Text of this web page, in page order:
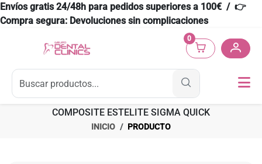
Envíos gratis 24/48h para pedidos superiores a 100€ / 👉
Compra segura: Devoluciones sin complicaciones
0
COMPOSITE ESTELITE SIGMA QUICK
INICIO PRODUCTO